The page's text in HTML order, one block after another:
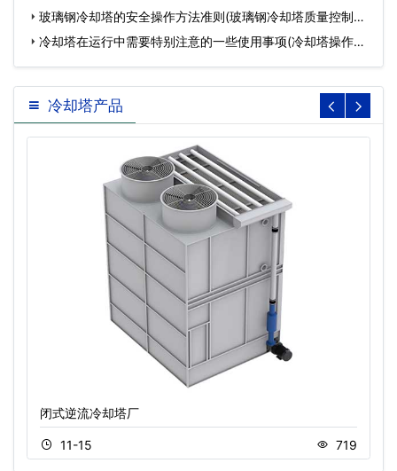
却…玻璃钢冷却塔的安全操作方法准则(玻璃钢冷却塔质量控制方
案…冷却塔在运行中需要特别注意的一些使用事项(冷却塔操作流
程…
冷却塔产品
闭式逆流冷却塔厂
11-15 719